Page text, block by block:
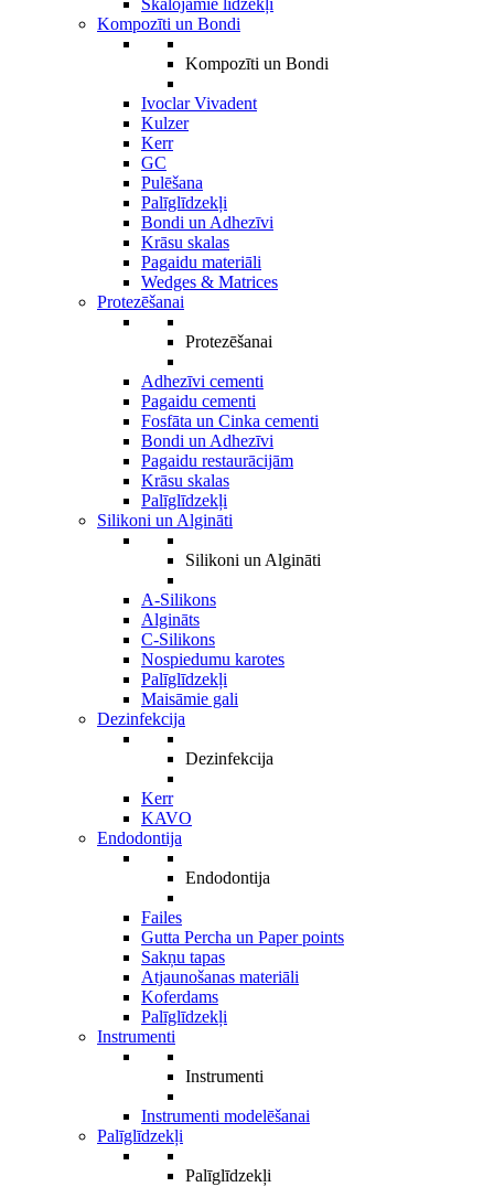
Skalojamie līdzekļi
Kompozīti un Bondi
Kompozīti un Bondi
Ivoclar Vivadent
Kulzer
Kerr
GC
Pulēšana
Palīglīdzekļi
Bondi un Adhezīvi
Krāsu skalas
Pagaidu materiāli
Wedges & Matrices
Protezēšanai
Protezēšanai
Adhezīvi cementi
Pagaidu cementi
Fosfāta un Cinka cementi
Bondi un Adhezīvi
Pagaidu restaurācijām
Krāsu skalas
Palīglīdzekļi
Silikoni un Algināti
Silikoni un Algināti
A-Silikons
Algināts
C-Silikons
Nospiedumu karotes
Palīglīdzekļi
Maisāmie gali
Dezinfekcija
Dezinfekcija
Kerr
KAVO
Endodontija
Endodontija
Failes
Gutta Percha un Paper points
Sakņu tapas
Atjaunošanas materiāli
Koferdams
Palīglīdzekļi
Instrumenti
Instrumenti
Instrumenti modelēšanai
Palīglīdzekļi
Palīglīdzekļi